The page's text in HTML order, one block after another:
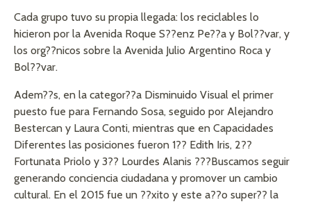
Cada grupo tuvo su propia llegada: los reciclables lo
hicieron por la Avenida Roque S??enz Pe??a y Bol??var, y
los org??nicos sobre la Avenida Julio Argentino Roca y
Bol??var.
Adem??s, en la categor??a Disminuido Visual el primer
puesto fue para Fernando Sosa, seguido por Alejandro
Bestercan y Laura Conti, mientras que en Capacidades
Diferentes las posiciones fueron 1?? Edith Iris, 2??
Fortunata Priolo y 3?? Lourdes Alanis ???Buscamos seguir
generando conciencia ciudadana y promover un cambio
cultural. En el 2015 fue un ??xito y este a??o super?? la